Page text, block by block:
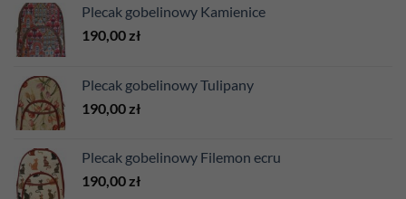
Plecak gobelinowy Kamienice
190,00 zł
Plecak gobelinowy Tulipany
190,00 zł
Plecak gobelinowy Filemon ecru
190,00 zł